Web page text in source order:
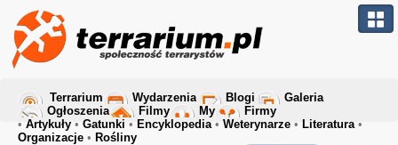
Terrarium Wydarzenia Blogi
Galeria
Ogłoszenia
Filmy My
Firmy
• Artykuły • Gatunki • Encyklopedia• Weterynarze • Literatura•
Organizacje • Rośliny